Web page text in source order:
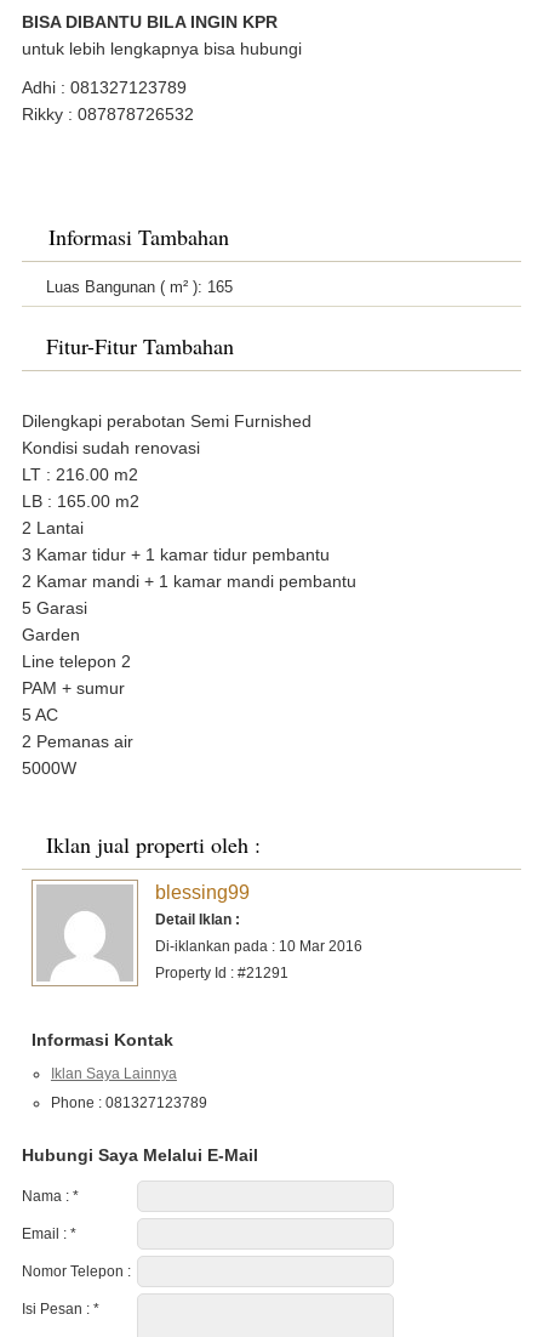
BISA DIBANTU BILA INGIN KPR
untuk lebih lengkapnya bisa hubungi
Adhi : 081327123789
Rikky : 087878726532
Informasi Tambahan
Luas Bangunan ( m² ): 165
Fitur-Fitur Tambahan
Dilengkapi perabotan Semi Furnished
Kondisi sudah renovasi
LT : 216.00 m2
LB : 165.00 m2
2 Lantai
3 Kamar tidur + 1 kamar tidur pembantu
2 Kamar mandi + 1 kamar mandi pembantu
5 Garasi
Garden
Line telepon 2
PAM + sumur
5 AC
2 Pemanas air
5000W
Iklan jual properti oleh :
blessing99
Detail Iklan :
Di-iklankan pada : 10 Mar 2016
Property Id : #21291
Informasi Kontak
Iklan Saya Lainnya
Phone : 081327123789
Hubungi Saya Melalui E-Mail
Nama : *
Email : *
Nomor Telepon :
Isi Pesan : *